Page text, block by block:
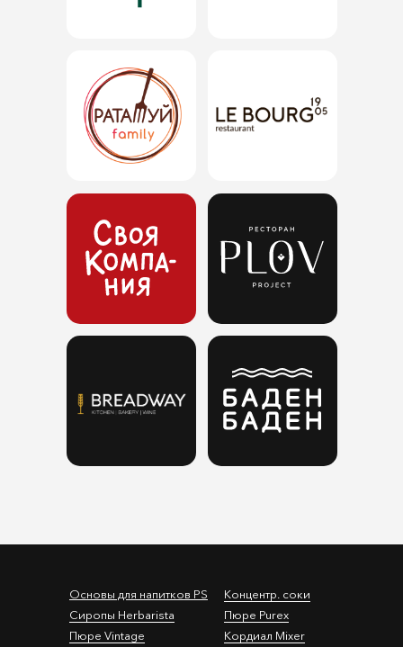
Основы для напитков PS
Сиропы Herbarista
Пюре Vintage
Концентр. соки
Пюре Purex
Кордиал Mixer